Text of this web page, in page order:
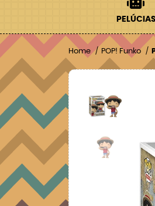
PELÚCIAS
Home POP! Funko